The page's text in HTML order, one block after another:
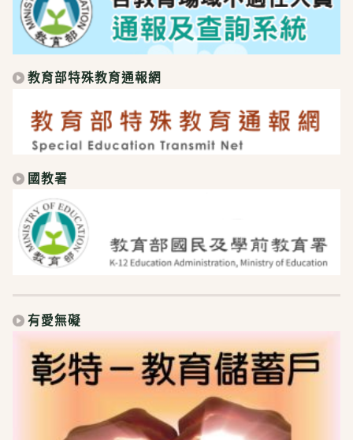
教育部特殊教育通報網
國教署
有愛無礙